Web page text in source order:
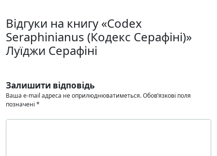
Відгуки на книгу «Codex
Seraphinianus (Кодекс Серафіні)»
Луїджи Серафіні
Залишити відповідь
Ваша e-mail адреса не оприлюднюватиметься.Обов’язкові поля
позначені *